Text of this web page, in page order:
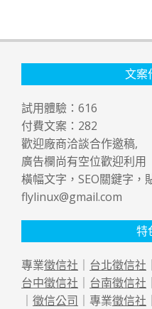
文案
試用體驗： 616
付費文案： 282
歡迎廠商洽談合作邀稿,
廣告欄尚有空位歡迎利用
橫幅文字，SEO關鍵字，
flylinux@gmail.com
特
專業徵信社 ｜ 台北徵信社 ｜
台中徵信社 ｜ 台南徵信社 ｜
｜ 徵信公司 ｜專業徵信社